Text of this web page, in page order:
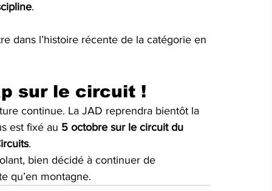
.
dans l’histoire récente de la catégorie en
sur le circuit !
continue. La JAD reprendra bientôt la
est fixé au 5 octobre sur le circuit du
.
bien décidé à continuer de
qu’en montagne.